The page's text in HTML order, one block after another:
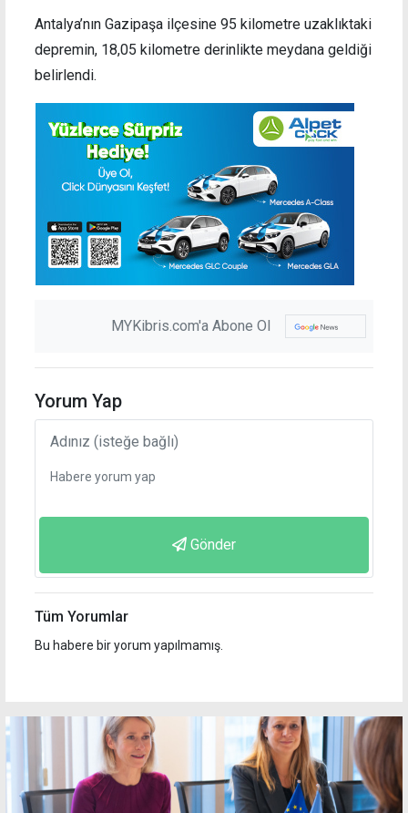
Antalya’nın Gazipaşa ilçesine 95 kilometre uzaklıktaki
depremin, 18,05 kilometre derinlikte meydana geldiği
belirlendi.
MYKibris.com'a Abone Ol
Yorum Yap
Gönder
Tüm Yorumlar
Bu habere bir yorum yapılmamış.